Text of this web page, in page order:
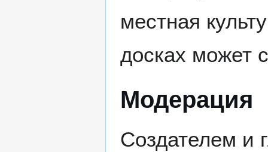
местная
досках может
Модерация
Создателем и